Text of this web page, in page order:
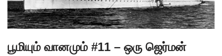
பூமியும் வானமும் #11 – ஒரு ஜெர்மன்